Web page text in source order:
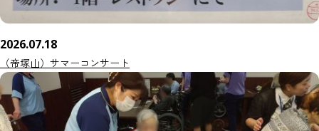
2026.07.18
（帝塚山）サマーコンサート